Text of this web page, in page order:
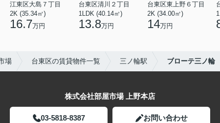
江東区大島７丁目
2K (35.34㎡)
16.7万円
台東区清川２丁目
1LDK (40.14㎡)
13.8万円
台東区東上野６丁目
2K (34.00㎡)
14万円
場 台東区の賃貸物件一覧 三ノ輪駅 ブローテ三ノ輪
株式会社部屋市場 上野本店
03-5818-8387 お問い合わせ